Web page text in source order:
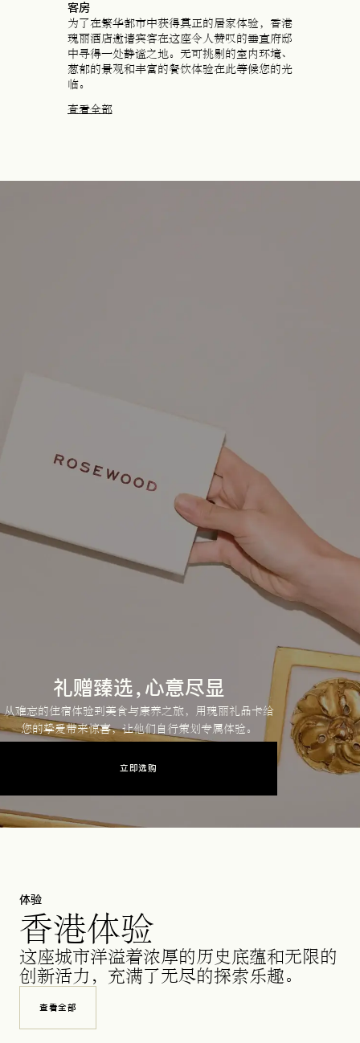
客房
为了在繁华都市中获得真正的居家体验，香港
瑰丽酒店邀请宾客在这座令人赞叹的垂直府邸
中寻得一处静谧之地。无可挑剔的室内环境、
葱郁的景观和丰富的餐饮体验在此等候您的光
临。
查看全部
立即选购
礼赠臻选，心意尽显
从难忘的住宿体验到美食与康养之旅，用瑰丽礼品卡给
您的挚爱带来惊喜，让他们自行策划专属体验。
体验
香港体验
这座城市洋溢着浓厚的历史底蕴和无限的
创新活力，充满了无尽的探索乐趣。
查看全部